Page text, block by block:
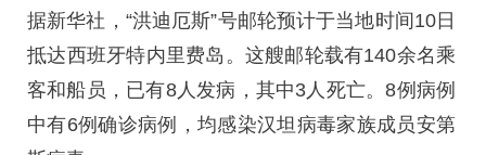
据新华社，“洪迪厄斯”号邮轮预计于当地时间10日
抵达西班牙特内里费岛。这艘邮轮载有140余名乘
客和船员，已有8人发病，其中3人死亡。8例病例
中有6例确诊病例，均感染汉坦病毒家族成员安第